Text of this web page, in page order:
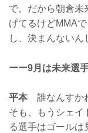
で。だから朝倉未
げてるけどMMA
し、決まんないん
ーー9月は未来選
平本誰なんすか
そも、もうシェイ
る選手はゴールは